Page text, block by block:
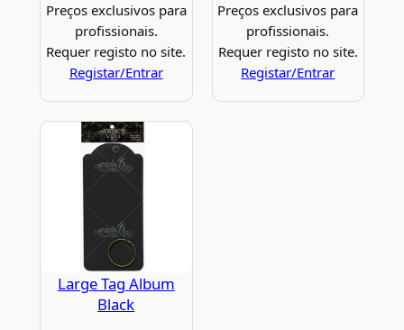
Preços exclusivos para
profissionais.
Requer registo no site.
Registar/Entrar
Preços exclusivos para
profissionais.
Requer registo no site.
Registar/Entrar
Large Tag Album
Black